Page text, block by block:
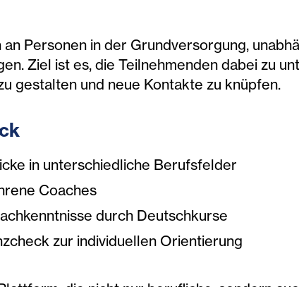
Personen in der Grundversorgung,
Ziel ist es, die Teilnehmenden dabei zu
gestalten und neue Kontakte zu knüpfen.
in unterschiedliche Berufsfelder
Coaches
durch Deutschkurse
zur individuellen Orientierung